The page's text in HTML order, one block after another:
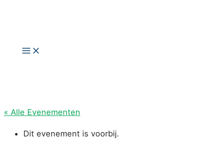
inhoudMain
Menu
« Alle Evenementen
Dit evenement is voorbij.